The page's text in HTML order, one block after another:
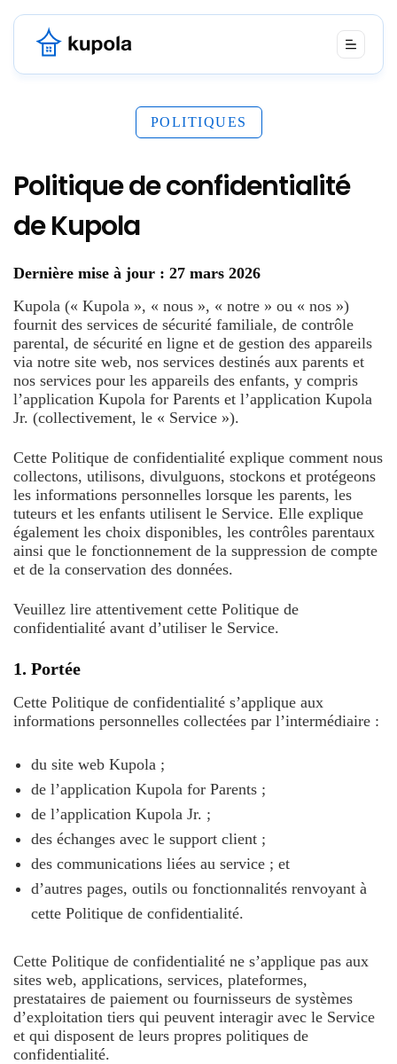
POLITIQUES
Politique de confidentialité
de Kupola
Dernière mise à jour : 27 mars 2026
Kupola (« Kupola », « nous », « notre » ou « nos »)
fournit des services de sécurité familiale, de contrôle
parental, de sécurité en ligne et de gestion des appareils
via notre site web, nos services destinés aux parents et
nos services pour les appareils des enfants, y compris
l’application Kupola for Parents et l’application Kupola
Jr. (collectivement, le « Service »).
Cette Politique de confidentialité explique comment nous
collectons, utilisons, divulguons, stockons et protégeons
les informations personnelles lorsque les parents, les
tuteurs et les enfants utilisent le Service. Elle explique
également les choix disponibles, les contrôles parentaux
ainsi que le fonctionnement de la suppression de compte
et de la conservation des données.
Veuillez lire attentivement cette Politique de
confidentialité avant d’utiliser le Service.
1. Portée
Cette Politique de confidentialité s’applique aux
informations personnelles collectées par l’intermédiaire :
du site web Kupola ;
de l’application Kupola for Parents ;
de l’application Kupola Jr. ;
des échanges avec le support client ;
des communications liées au service ; et
d’autres pages, outils ou fonctionnalités renvoyant à
cette Politique de confidentialité.
Cette Politique de confidentialité ne s’applique pas aux
sites web, applications, services, plateformes,
prestataires de paiement ou fournisseurs de systèmes
d’exploitation tiers qui peuvent interagir avec le Service
et qui disposent de leurs propres politiques de
confidentialité.